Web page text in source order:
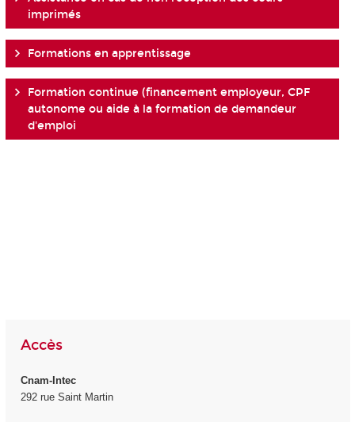
imprimés
Formations en apprentissage
Formation continue (financement employeur, CPF
autonome ou aide à la formation de demandeur
d'emploi
Accès
Cnam-Intec
292 rue Saint Martin